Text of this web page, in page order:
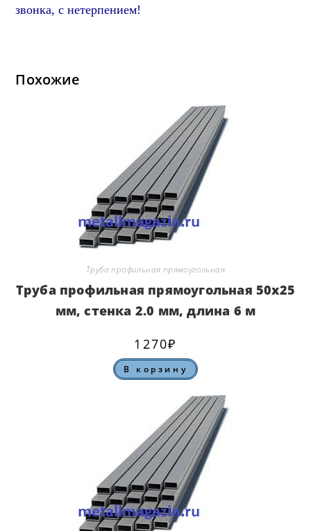
звонка, с нетерпением!
Похожие
Труба профильная прямоугольная
Труба профильная прямоугольная 50х25
мм, стенка 2.0 мм, длина 6 м
1270₽
В корзину